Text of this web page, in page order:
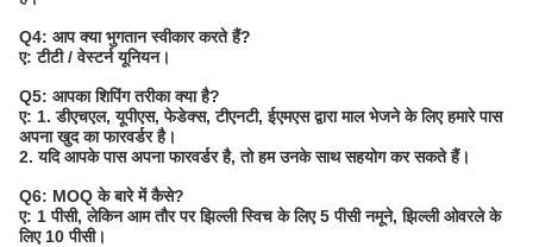
Q4: आप क्या भुगतान स्वीकार करते हैं?
ए: टीटी / वेस्टर्न यूनियन।
Q5: आपका शिपिंग तरीका क्या है?
ए: 1. डीएचएल, यूपीएस, फेडेक्स, टीएनटी, ईएमएस द्वारा माल भेजने के लिए हमारे पास
अपना खुद का फारवर्डर है।
2. यदि आपके पास अपना फारवर्डर है, तो हम उनके साथ सहयोग कर सकते हैं।
Q6: MOQ के बारे में कैसे?
ए: 1 पीसी, लेकिन आम तौर पर झिल्ली स्विच के लिए 5 पीसी नमूने, झिल्ली ओवरले के
लिए 10 पीसी।